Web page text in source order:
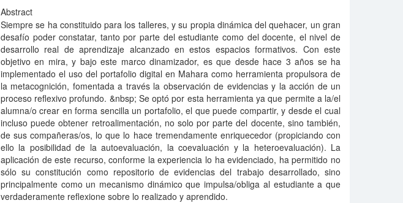
Abstract
Siempre se ha constituido para los talleres, y su propia dinámica del quehacer, un gran
desafío poder constatar, tanto por parte del estudiante como del docente, el nivel de
desarrollo real de aprendizaje alcanzado en estos espacios formativos. Con este
objetivo en mira, y bajo este marco dinamizador, es que desde hace 3 años se ha
implementado el uso del portafolio digital en Mahara como herramienta propulsora de
la metacognición, fomentada a través la observación de evidencias y la acción de un
proceso reflexivo profundo. &nbsp; Se optó por esta herramienta ya que permite a la/el
alumna/o crear en forma sencilla un portafolio, el que puede compartir, y desde el cual
incluso puede obtener retroalimentación, no solo por parte del docente, sino también,
de sus compañeras/os, lo que lo hace tremendamente enriquecedor (propiciando con
ello la posibilidad de la autoevaluación, la coevaluación y la heteroevaluación). La
aplicación de este recurso, conforme la experiencia lo ha evidenciado, ha permitido no
sólo su constitución como repositorio de evidencias del trabajo desarrollado, sino
principalmente como un mecanismo dinámico que impulsa/obliga al estudiante a que
verdaderamente reflexione sobre lo realizado y aprendido.